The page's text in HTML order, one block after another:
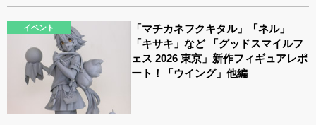
イベント
「マチカネフクキタル」「ネル」
「キサキ」など 「グッドスマイルフ
ェス 2026 東京」新作フィギュアレポ
ート！「ウイング」他編